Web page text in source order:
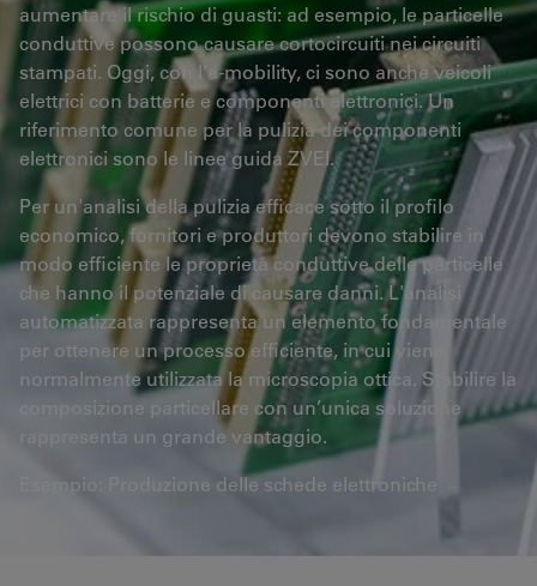
aumentare il rischio di guasti: ad esempio, le particelle
conduttive possono causare cortocircuiti nei circuiti
stampati. Oggi, con l’e-mobility, ci sono anche veicoli
elettrici con batterie e componenti elettronici. Un
riferimento comune per la pulizia dei componenti
elettronici sono le linee guida ZVEI.
Per un'analisi della pulizia efficace sotto il profilo
economico, fornitori e produttori devono stabilire in
modo efficiente le proprietà conduttive delle particelle
che hanno il potenziale di causare danni. L'analisi
automatizzata rappresenta un elemento fondamentale
per ottenere un processo efficiente, in cui viene
normalmente utilizzata la microscopia ottica. Stabilire la
composizione particellare con un’unica soluzione
rappresenta un grande vantaggio.
Esempio: Produzione delle schede elettroniche